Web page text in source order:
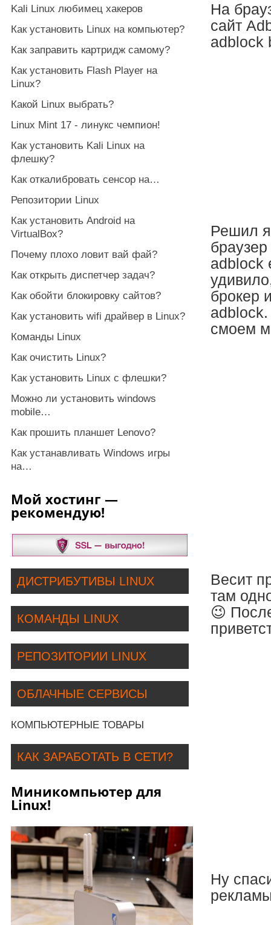
На
сайт
adblock
Решил я
adblock
брокер
смоем
Весит
там
😉
Ну
Kali Linux любимец хакеров
Как установить Linux на компьютер?
Как заправить картридж самому?
Как установить Flash Player на
Linux?
Какой Linux выбрать?
Linux Mint 17 - линукс чемпион!
Как установить Kali Linux на
флешку?
Как откалибровать сенсор на…
Репозитории Linux
Как установить Android на
VirtualBox?
Почему плохо ловит вай фай?
Как открыть диспетчер задач?
Как обойти блокировку сайтов?
Как установить wifi драйвер в Linux?
Команды Linux
Как очистить Linux?
Как установить Linux с флешки?
Можно ли установить windows
mobile…
Как прошить планшет Lenovo?
Как устанавливать Windows игры
на…
Мой хостинг —
рекомендую!
ДИСТРИБУТИВЫ LINUX
КОМАНДЫ LINUX
РЕПОЗИТОРИИ LINUX
ОБЛАЧНЫЕ СЕРВИСЫ
КОМПЬЮТЕРНЫЕ ТОВАРЫ
КАК ЗАРАБОТАТЬ В СЕТИ?
Миникомпьютер для
Linux!